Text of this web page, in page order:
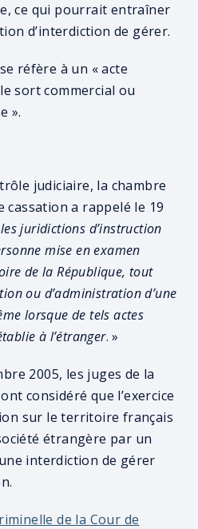
ce qui pourrait entraîner
d’interdiction de gérer.
réfère à un « acte
sort commercial ou
».
judiciaire, la chambre
cassation a rappelé le 19
les juridictions d’instruction
mise en examen
de la République, tout
ou d’administration d’une
lorsque de tels actes
à l’étranger. »
2005, les juges de la
considéré que l’exercice
sur le territoire français
étrangère par un
interdiction de gérer
de la Cour de